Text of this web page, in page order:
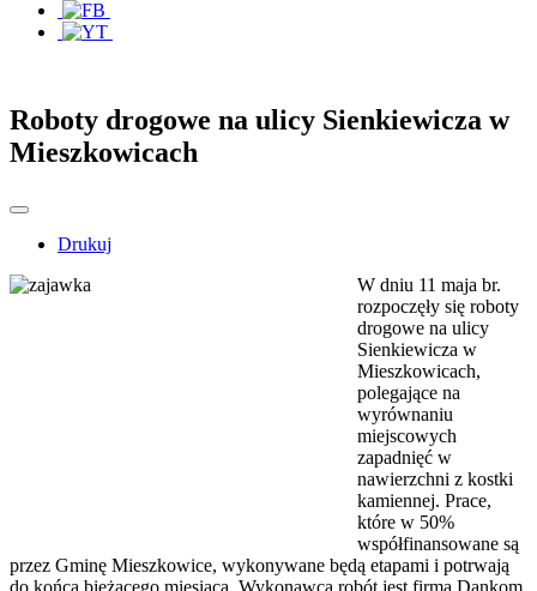
Roboty drogowe na ulicy Sienkiewicza w
Mieszkowicach
Drukuj
W dniu 11 maja br.
rozpoczęły się roboty
drogowe na ulicy
Sienkiewicza w
Mieszkowicach,
polegające na
wyrównaniu
miejscowych
zapadnięć w
nawierzchni z kostki
kamiennej. Prace,
które w 50%
współfinansowane są
przez Gminę Mieszkowice, wykonywane będą etapami i potrwają
do końca bieżącego miesiąca. Wykonawcą robót jest firma Dankom